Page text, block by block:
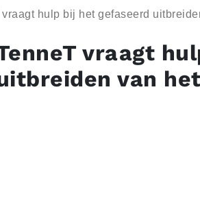
vraagt hulp bij het gefaseerd
vraagt
van